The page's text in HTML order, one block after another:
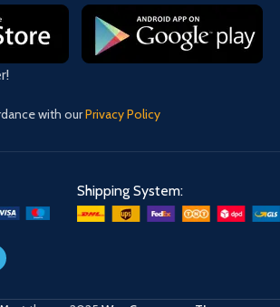
with ourPrivacy Policy
Shipping System: